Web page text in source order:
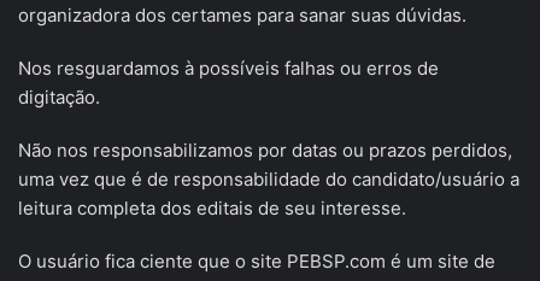
organizadora dos certames para sanar suas dúvidas.
Nos resguardamos à possíveis falhas ou erros de
digitação.
Não nos responsabilizamos por datas ou prazos perdidos,
uma vez que é de responsabilidade do candidato/usuário a
leitura completa dos editais de seu interesse.
O usuário fica ciente que o site PEBSP.com é um site de